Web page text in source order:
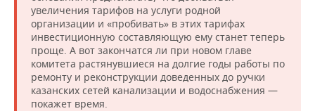
увеличения тарифов на услуги родной
организации и «пробивать» в этих тарифах
инвестиционную составляющую ему станет теперь
проще. А вот закончатся ли при новом главе
комитета растянувшиеся на долгие годы работы по
ремонту и реконструкции доведенных до ручки
казанских сетей канализации и водоснабжения —
покажет время.